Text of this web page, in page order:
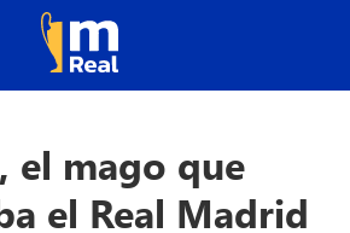
el mago que
el Real Madrid